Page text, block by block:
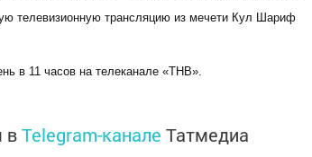
телевизионную трансляцию из мечети Кул Шариф
в 11 часов на телеканале «ТНВ».
вTelegram-канале Татмедиа